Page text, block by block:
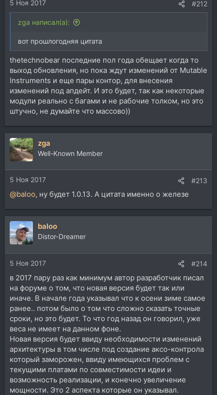
5 Ноя 2017 #212
zga написал(а):
вот прошлогодняя цитата
thetechnobear последние пол года обещает когда то
выход обновления, но пока ждут изменений от Mutable
Instruments и еще пары контор, для внесения
изменений под апдейт. И это будет, так как некоторые
модули реально с багами и не рабочие толком, но это
штучно, не думайте что массово))
zga
Well-Known Member
5 Ноя 2017 #213
@baloo, ну будет 1.0.13. А цитата именно о железе
baloo
Distor-Dreamer
5 Ноя 2017 #214
в 2017 пару раз как минимум автор разработчик писал
на форуме о том, что новая версия будет так или
иначе. В начале года указывал что к осени зиме самое
ранее.. потом было о том что сложно сказать точные
сроки, но это будет. То что год назад он говорил, уже
веса не имеет на данном фоне.
Новая версия будет ввиду необходимости изменений
архитектуры в том числе под создание аксо-контрола
который заморожен, ввиду имеющихся проблем с
текущими платами по совместимости идеи и
возможность реализации, и конечно увеличение
мощности. Это 2 аспекта которые он указывал.